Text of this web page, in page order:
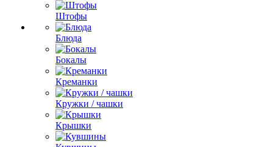
Штофы
Блюда
Бокалы
Креманки
Кружки / чашки
Крышки